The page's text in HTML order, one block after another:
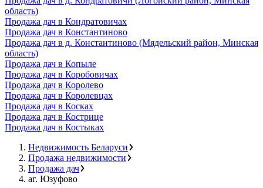
область)
Продажа дач в Кондратовичах
Продажа дач в Константиново
Продажа дач в д. Константиново (Мядельский район, Минская
область)
Продажа дач в Копыле
Продажа дач в Коробовичах
Продажа дач в Королево
Продажа дач в Королевцах
Продажа дач в Косках
Продажа дач в Кострице
Продажа дач в Костыках
Недвижимость Беларуси
Продажа недвижимости
Продажа дач
аг. Юзуфово